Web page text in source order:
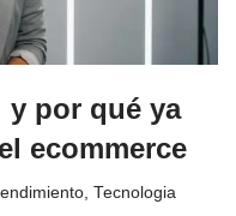
y por qué ya
ecommerce
Tecnologia